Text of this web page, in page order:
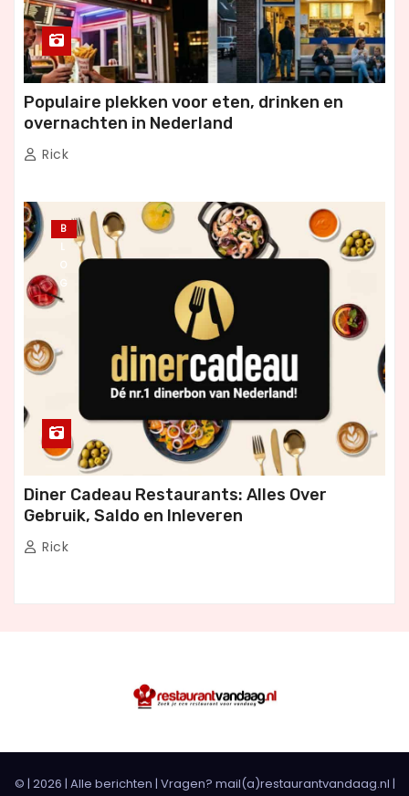
Populaire plekken voor eten, drinken en
overnachten in Nederland
Rick
B
L
O
G
Diner Cadeau Restaurants: Alles Over
Gebruik, Saldo en Inleveren
Rick
© | 2026 | Alle berichten | Vragen? mail(a)restaurantvandaag.nl |